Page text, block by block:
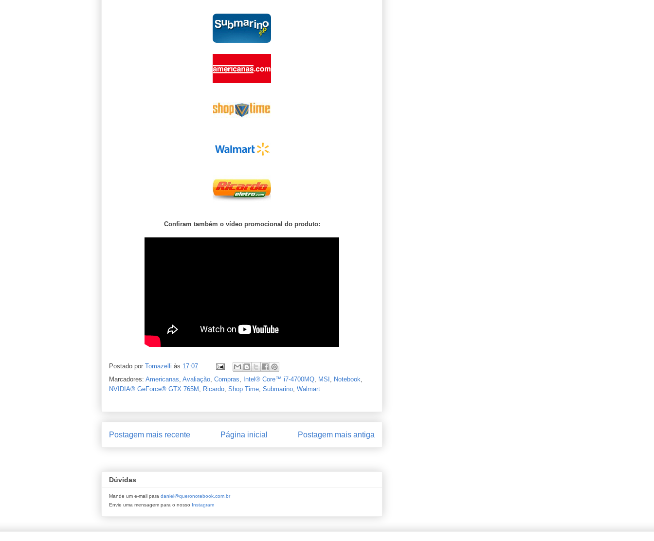
Confiram também o vídeo promocional do produto:
Postado por Tomazelli às 17:07
Marcadores: Americanas, Avaliação, Compras, Intel® Core™ i7-4700MQ, MSI , Notebook,
NVIDIA® GeForce® GTX 765M , Ricardo, Shop Time, Submarino, Walmart
Postagem mais recente Postagem mais antiga
Página inicial
Dúvidas
Mande um e-mail para daniel@queronotebook.com.br
Envie uma mensagem para o nosso Instagram